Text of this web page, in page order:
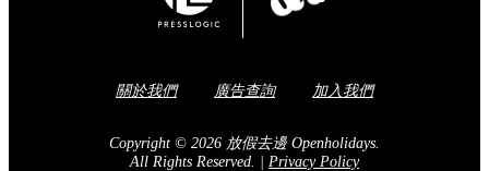
關於我們 廣告查詢 加入我們
Copyright © 2026 放假去邊 Openholidays.
All Rights Reserved. | Privacy Policy